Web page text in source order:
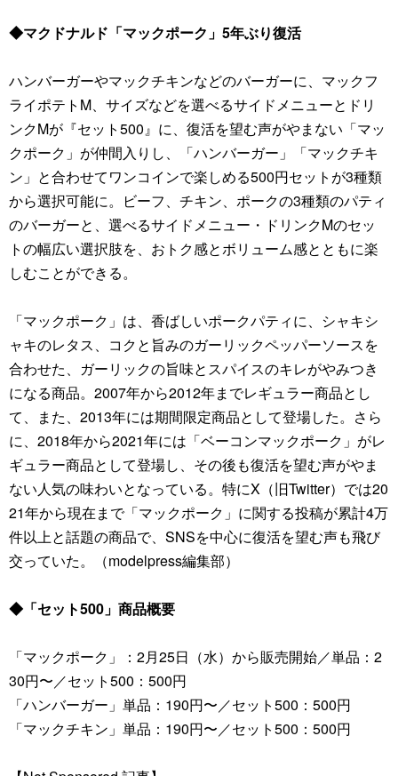
◆マクドナルド「マックポーク」5年ぶり復活
ハンバーガーやマックチキンなどのバーガーに、マックフ
ライポテトM、サイズなどを選べるサイドメニューとドリ
ンクMが『セット500』に、復活を望む声がやまない「マッ
クポーク」が仲間入りし、「ハンバーガー」「マックチキ
ン」と合わせてワンコインで楽しめる500円セットが3種類
から選択可能に。ビーフ、チキン、ポークの3種類のパティ
のバーガーと、選べるサイドメニュー・ドリンクMのセッ
トの幅広い選択肢を、おトク感とボリューム感とともに楽
しむことができる。
「マックポーク」は、香ばしいポークパティに、シャキシ
ャキのレタス、コクと旨みのガーリックペッパーソースを
合わせた、ガーリックの旨味とスパイスのキレがやみつき
になる商品。2007年から2012年までレギュラー商品とし
て、また、2013年には期間限定商品として登場した。さら
に、2018年から2021年には「ベーコンマックポーク」がレ
ギュラー商品として登場し、その後も復活を望む声がやま
ない人気の味わいとなっている。特にX（旧Twitter）では20
21年から現在まで「マックポーク」に関する投稿が累計4万
件以上と話題の商品で、SNSを中心に復活を望む声も飛び
交っていた。（modelpress編集部）
◆「セット500」商品概要
「マックポーク」：2月25日（水）から販売開始／単品：2
30円〜／セット500：500円
「ハンバーガー」単品：190円〜／セット500：500円
「マックチキン」単品：190円〜／セット500：500円